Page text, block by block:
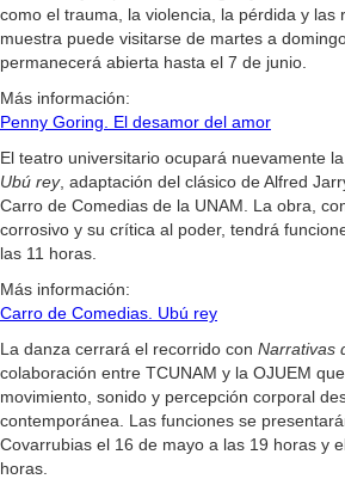
como el trauma, la violencia, la pérdida y las
muestra puede visitarse de martes a
permanecerá abierta hasta el 7 de junio.
Más información:
Penny Goring. El desamor del amor
El teatro universitario ocupará nuevamente
Ubú rey, adaptación del clásico de Alfred
Carro de Comedias de la UNAM. La obra,
corrosivo y su crítica al poder, tendrá
las 11 horas.
Más información:
Carro de Comedias. Ubú rey
La danza cerrará el recorrido con Narrativas
colaboración entre TCUNAM y la OJUEM
movimiento, sonido y percepción corporal
contemporánea. Las funciones se
Covarrubias el 16 de mayo a las 19 horas y
horas.